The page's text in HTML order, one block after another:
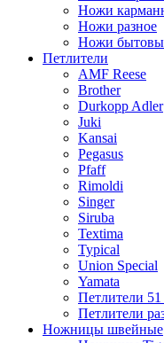
Ножи
Ножи разное
Ножи
Петлители
AMF Reese
Brother
Durkopp Adler
Juki
Kansai
Pegasus
Pfaff
Rimoldi
Singer
Siruba
Textima
Typical
Union Special
Yamata
Петлители 51
Петлители
Ножницы швейные